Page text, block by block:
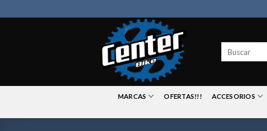
to
MARCAS OFERTAS!!! ACCESORIOS